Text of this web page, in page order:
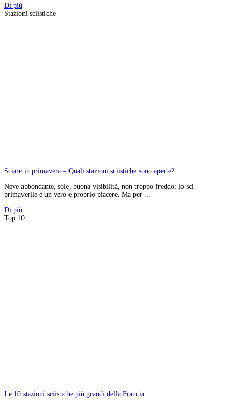
Di più
Stazioni sciistiche
Sciare in primavera – Quali stazioni sciistiche sono aperte?
Neve abbondante, sole, buona visibilità, non troppo freddo: lo sci
primaverile è un vero e proprio piacere. Ma per ...
Di più
Top 10
Le 10 stazioni sciistiche più grandi della Francia